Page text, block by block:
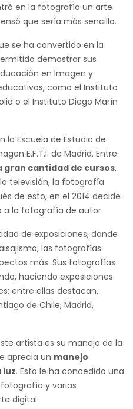
en la fotografía un arte
que sería más sencillo.
se ha convertido en la
demostrar sus
en Imagen y
como el Instituto
o el Instituto Diego Marín
la Escuela de Estudio de
E.F.T.I. de Madrid. Entre
gran cantidad de cursos,
televisión, la fotografía
de esto, en el 2014 decide
la fotografía de autor.
de exposiciones, donde
las fotografías
más. Sus fotografías
haciendo exposiciones
entre ellas destacan,
de Chile, Madrid,
artista es su manejo de la
aprecia un manejo
luz. Esto le ha concedido una
y varias
digital.